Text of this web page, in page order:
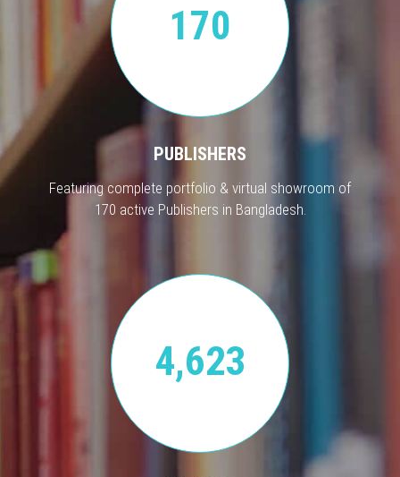
170
PUBLISHERS
Featuring complete portfolio & virtual showroom of
170 active Publishers in Bangladesh.
4,623